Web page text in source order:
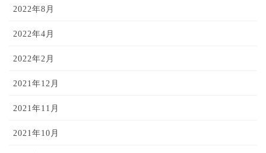
2022年8月
2022年4月
2022年2月
2021年12月
2021年11月
2021年10月